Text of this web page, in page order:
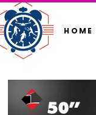
HOME